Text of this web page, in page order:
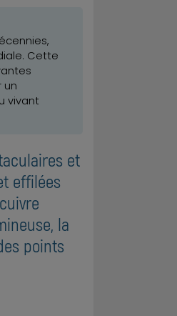
Cette
un
vivant
et
effilées
la
points